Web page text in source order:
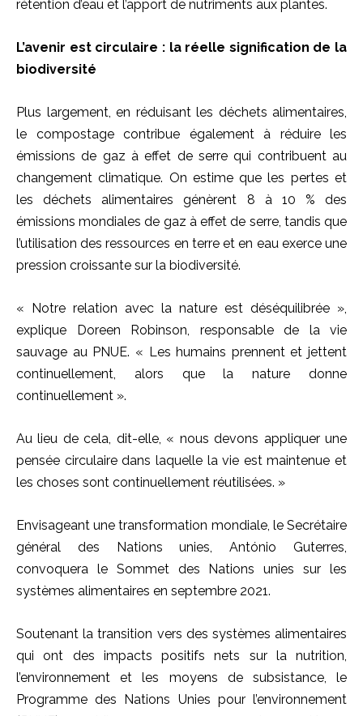
rétention d’eau et l’apport de nutriments aux plantes.
L’avenir est circulaire : la réelle signification de la
biodiversité
Plus largement, en réduisant les déchets alimentaires,
le compostage contribue également à réduire les
émissions de gaz à effet de serre qui contribuent au
changement climatique. On estime que les pertes et
les déchets alimentaires génèrent 8 à 10 % des
émissions mondiales de gaz à effet de serre, tandis que
l’utilisation des ressources en terre et en eau exerce une
pression croissante sur la biodiversité.
« Notre relation avec la nature est déséquilibrée »,
explique Doreen Robinson, responsable de la vie
sauvage au PNUE. « Les humains prennent et jettent
continuellement, alors que la nature donne
continuellement ».
Au lieu de cela, dit-elle, « nous devons appliquer une
pensée circulaire dans laquelle la vie est maintenue et
les choses sont continuellement réutilisées. »
Envisageant une transformation mondiale, le Secrétaire
général des Nations unies, António Guterres,
convoquera le Sommet des Nations unies sur les
systèmes alimentaires en septembre 2021.
Soutenant la transition vers des systèmes alimentaires
qui ont des impacts positifs nets sur la nutrition,
l’environnement et les moyens de subsistance, le
Programme des Nations Unies pour l’environnement